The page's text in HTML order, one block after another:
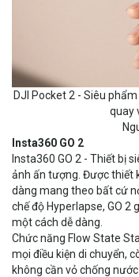
DJI Pocket 2 - Siêu
quay
Insta360 GO 2
Insta360 GO 2 - Thiết bị
ảnh ấn tượng. Được thiết
dàng mang theo bất cứ
chế độ Hyperlapse, GO 2
một cách dễ dàng.
Chức năng Flow State
mọi điều kiện di chuyển,
không cần vỏ chống